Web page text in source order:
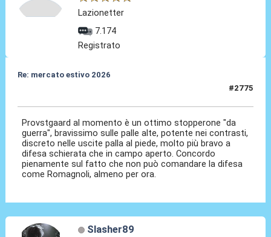
Lazionetter
7.174
Registrato
Re: mercato estivo 2026
#2775
Provstgaard al momento è un ottimo stopperone "da
guerra", bravissimo sulle palle alte, potente nei contrasti,
discreto nelle uscite palla al piede, molto più bravo a
difesa schierata che in campo aperto. Concordo
pienamente sul fatto che non può comandare la difesa
come Romagnoli, almeno per ora.
Slasher89